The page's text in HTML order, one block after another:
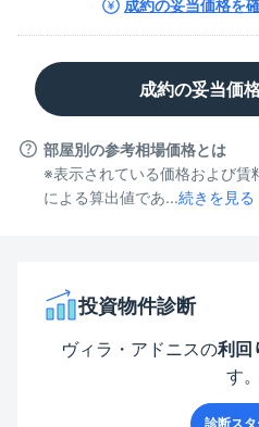
成約の妥当価格を
成約の妥当価
部屋別の参考相場価格とは
※表示されている価格および賃
による算出値であ...続きを見る
投資物件診断
ヴィラ・アドニスの利回
す。
診断スタ